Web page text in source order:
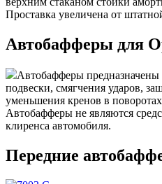
Проставка увеличена от
Автобафферы для
Автобафферы
подвески, смягчения ударов,
уменьшения кренов в
Автобафферы не являются
клиренса автомобиля.
Передние